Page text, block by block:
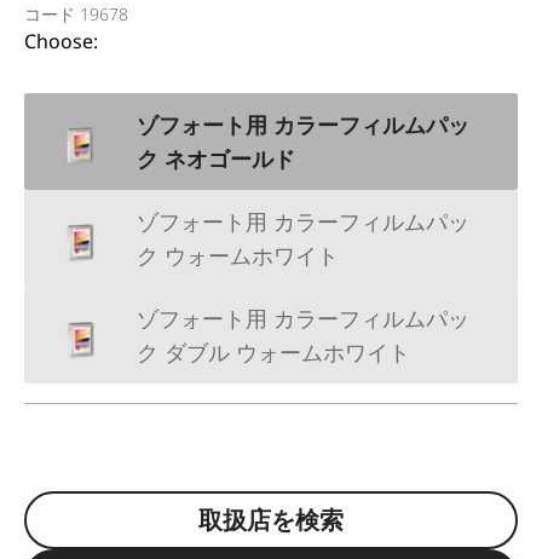
コード 19678
Choose:
ゾフォート用 カラーフィルムパッ
ク ネオゴールド
ゾフォート用 カラーフィルムパッ
ク ウォームホワイト
ゾフォート用 カラーフィルムパッ
ク ダブル ウォームホワイト
取扱店を検索